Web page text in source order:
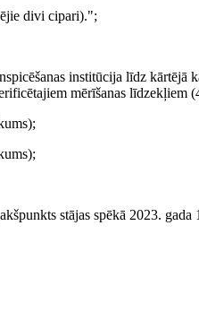
divi cipari).";
institūcija līdz kārtējā
mērīšanas līdzekļiem
stājas spēkā 2023. gada